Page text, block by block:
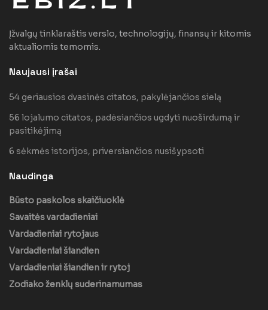
Įžvalgų tinklaraštis verslo, technologijų, finansų ir kitomis
aktualiomis temomis.
Naujausi įrašai
54 geriausios dvasinės citatos, pakylėjančios sielą
56 lojalumo citatos, padėsiančios ugdyti nuoširdumą ir
pasitikėjimą
6 sėkmės istorijos, priversiančios nusišypsoti
Naudinga
Būsto paskolos skaičiuoklė
Savaitės vardadieniai
Vardadieniai rytojaus
Vardadieniai šiandien
Vardadieniai šiandien ir rytoj
Zodiako ženklų suderinamumas